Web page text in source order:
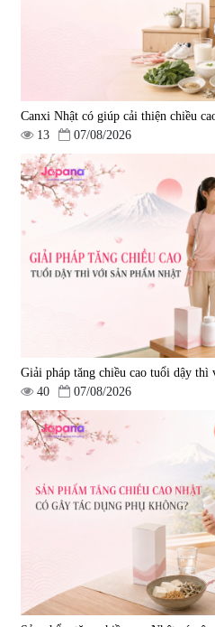
Canxi Nhật có giúp cải thiện chiều
13
07/08/2026
Giải pháp tăng chiều cao tuổi dậy thì
40
07/08/2026